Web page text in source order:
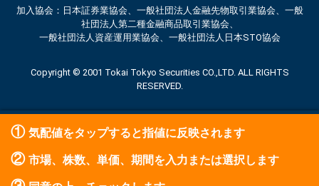
① 気配値をタップすると指値に反映されます
② 市場、株数、単価、期間を入力または選択します
加入協会：日本証券業協会、一般社団法人金融先物取引業協会、一般
社団法人第二種金融商品取引業協会、
一般社団法人資産運用業協会、一般社団法人日本STO協会
Copyright © 2001 Tokai Tokyo Securities CO.,LTD. ALL RIGHTS
RESERVED.